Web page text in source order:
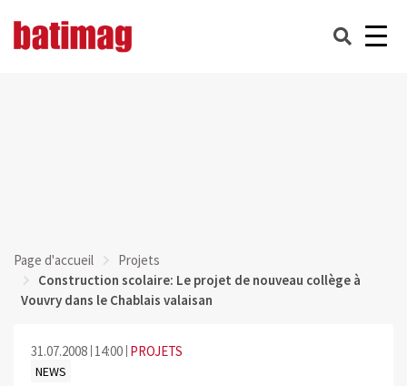
Page d'accueil
Projets
Construction scolaire: Le projet de nouveau collège à
Vouvry dans le Chablais valaisan
31.07.2008 14:00 PROJETS
NEWS